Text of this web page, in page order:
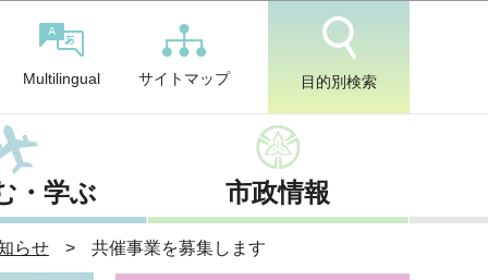
Multilingual サイトマップ 目的別検索
・学ぶ 市政情報
らせ 共催事業を募集します